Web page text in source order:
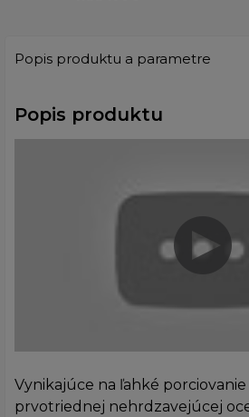
Popis produktu a parametre
Popis produktu
Vynikajúce na ľahké
prvotriednej nehrdzavejúcej